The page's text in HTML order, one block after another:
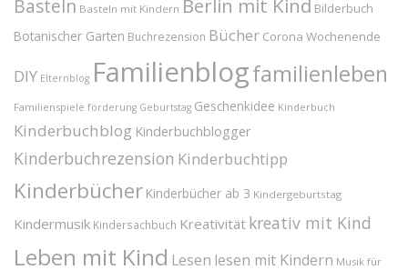
Basteln Basteln mit Kindern Berlin mit Kind Bilderbuch
Botanischer Garten Buchrezension Bücher Corona Wochenende
DIY Elternblog Familienblogfamilienleben
Familienspiele förderung Geburtstag Geschenkidee Kinderbuch
Kinderbuchblog Kinderbuchblogger
Kinderbuchrezension Kinderbuchtipp
Kinderbücher Kinderbücher ab 3 Kindergeburtstag
Kindermusik Kindersachbuch Kreativität kreativ mit Kind
Leben mit Kind Lesen lesen mit Kindern Musik für